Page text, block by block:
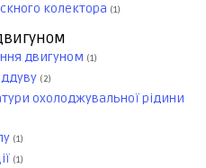
колектора (1)
двигуном (1)
(2)
охолоджувальної рідини
(1)
(1)